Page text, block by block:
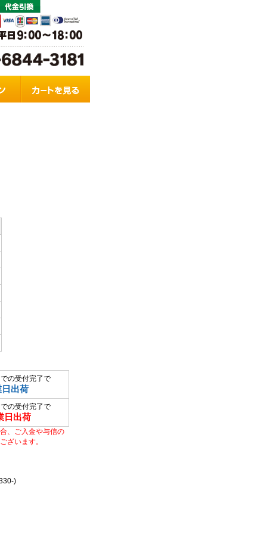
の受付完了で
出荷
の受付完了で
日出荷
、ご入金や与信の
ざいます。
)